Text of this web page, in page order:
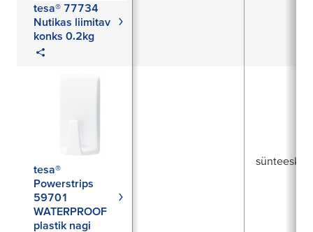
tesa® 77734
Nutikas liimitav
konks 0.2kg
tesa®
Powerstrips
59701
WATERPROOF
plastik nagi